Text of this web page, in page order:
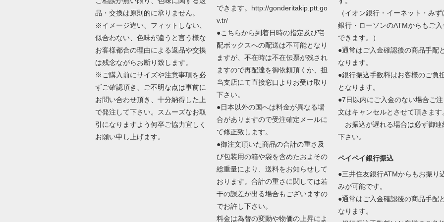
品・交換は原則的に承りません。
※イメージ違い、フィットしない、
似合わない、色味が違うと言う様な
お客様都合の理由による返品や交換
は残念ながらお断り致します。
※ご購入前にサイズや注意事項を必
ずご確認頂き、ご不明な点は事前に
お問い合わせ頂き、十分納得した上
で発注して下さい。スムーズなお取
引になりますよう何卒ご協力宜しく
お願い申し上げます。
できます。http://gonderitakip.ptt.go
v.tr/
●こちらから到着日時の指定及び宅
配ボックスへの配送は不可能となり
ますが、不在時は不在伝票が残され
ますので再配達を御依頼頂くか、担
当支店にて直接窓口よりお受け取り
下さい。
●日本以外の国へは料金が異なる場
合がありますので受注確定メールに
て修正致します。
●御注文頂いた商品の合計の重さ及
び包装用の箱や袋を含めたおよその
総重量により、送料をお知らせして
おります。合計の重さに関しては若
干の誤差が出る場合もございますの
でお許し下さい。
料金は為替の変動や物価の上昇によ
（イオン銀行・イーネット・みず
銀行・ローソンのATMからもご入
できます。）
●通常はご入金確認後の商品手配と
なります。
●銀行振込手数料はお客様のご負
となります。
●7日以内にご入金のない場合ご注
文はキャンセルとさせて頂きます
お振込が遅れる場合は必ず御連
下さい。
ペイペイ銀行振込
●三井住友銀行ATMからもお振り
みが可能です。
●通常はご入金確認後の商品手配と
なります。